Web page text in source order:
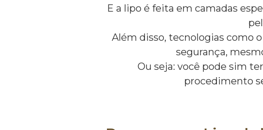
E a lipo é feita em camadas
Além disso, tecnologias como
segurança,
Ou seja: você pode sim
procedimento